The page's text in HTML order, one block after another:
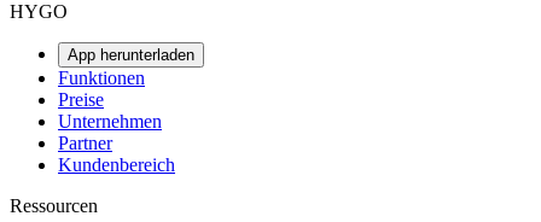
HYGO
App herunterladen
Funktionen
Preise
Unternehmen
Partner
Kundenbereich
Ressourcen